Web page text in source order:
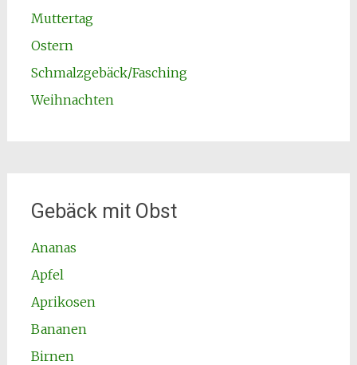
Muttertag
Ostern
Schmalzgebäck/Fasching
Weihnachten
Gebäck mit Obst
Ananas
Apfel
Aprikosen
Bananen
Birnen